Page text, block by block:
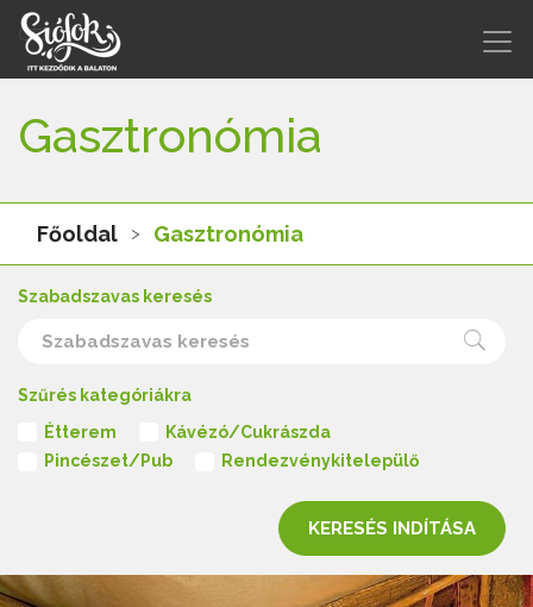
Gasztronómia
Főoldal Gasztronómia
Szabadszavas keresés
Szűrés kategóriákra
Étterem
Kávézó/Cukrászda
Pincészet/Pub
Rendezvénykitelepülő
KERESÉS INDÍTÁSA